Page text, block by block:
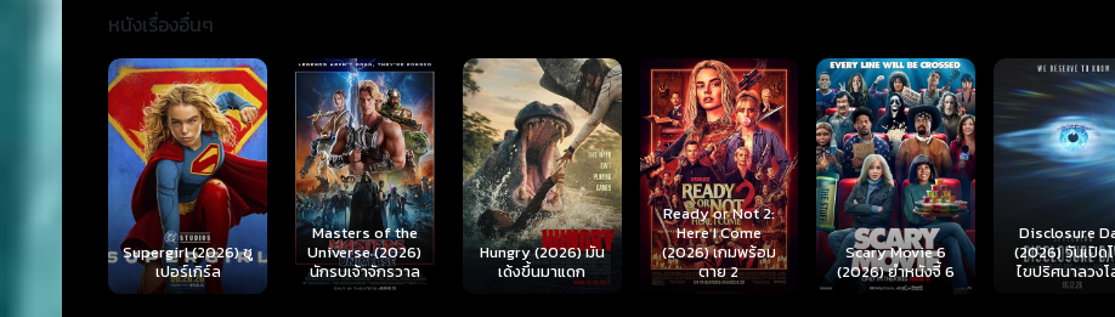
หนังเรื่องอื่นๆ
Masters of the
Universe (2026)
นักรบเจ้าจักรวาล
Hungry (2026) มัน
เด้งขึ้นมาแดก
Ready or Not 2:
Here I Come
(2026) เกมพร้อม
ตาย 2
Scary Movie 6
(2026) ยำหนังจี้ 6
Disclosure Day
(2026) วันเปิดโปง
ไขปริศนาลวงโลก
Backrooms
นรกห้องลับ